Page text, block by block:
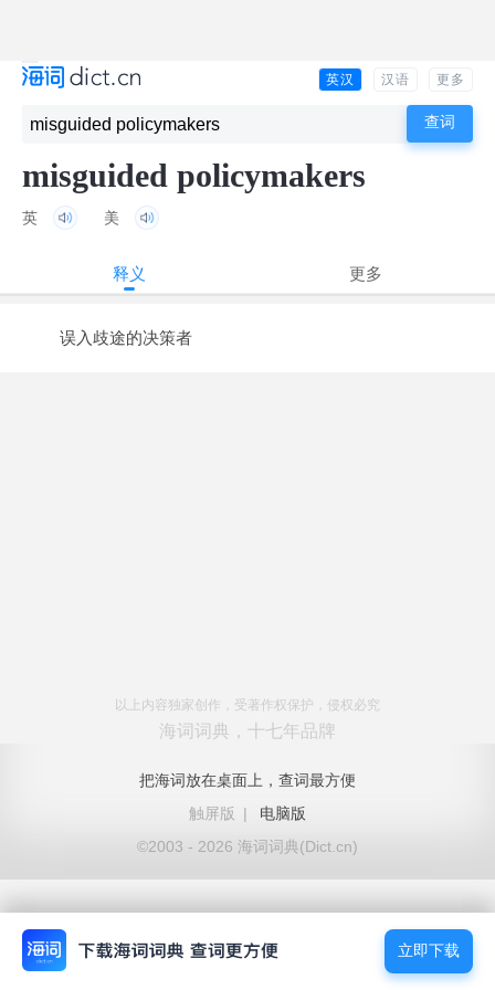
英汉 汉语 更多
misguided policymakers
英 美
释义 更多
误入歧途的决策者
以上内容独家创作，受著作权保护，侵权必究
海词词典，十七年品牌
把海词放在桌面上，查词最方便
触屏版
|
电脑版
©2003 - 2026 海词词典(Dict.cn)
立即下载
立即下载